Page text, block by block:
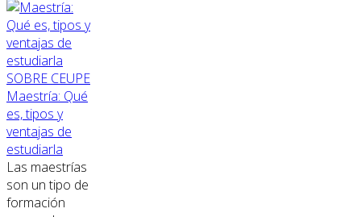
SOBRE CEUPE
Maestría: Qué
es, tipos y
ventajas de
estudiarla
Las maestrías
son un tipo de
formación